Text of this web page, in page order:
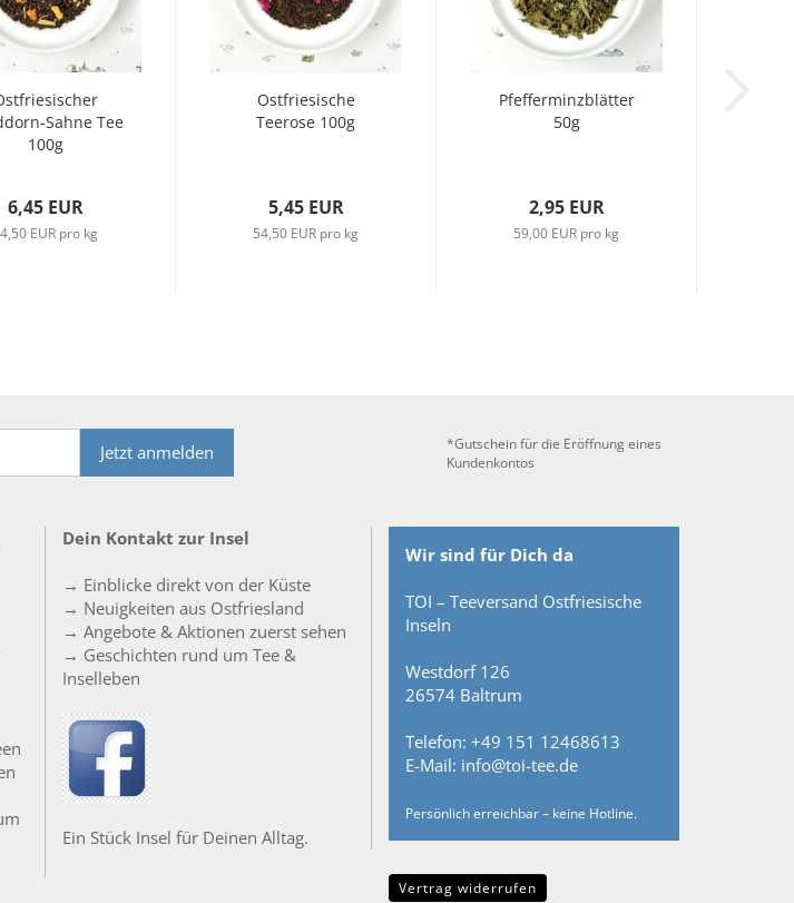
Sahne Tee
100g
6,45 EUR
EUR pro kg
Ostfriesische
Teerose 100g
5,45 EUR
54,50 EUR pro kg
Pfefferminzblätter
50g
2,95 EUR
59,00 EUR pro kg
Jetzt anmelden
*Gutschein für die Eröffnung eines
Kundenkontos
Dein Kontakt zur Insel
→ Einblicke direkt von der Küste
→ Neuigkeiten aus Ostfriesland
→ Angebote & Aktionen zuerst sehen
→ Geschichten rund um Tee &
Inselleben
Ein Stück Insel für Deinen Alltag.
Wir sind für Dich da
TOI – Teeversand Ostfriesische
Inseln
Westdorf 126
26574 Baltrum
Telefon: +49 151 12468613
E-Mail: info@toi-tee.de
Persönlich erreichbar – keine Hotline.
Vertrag widerrufen